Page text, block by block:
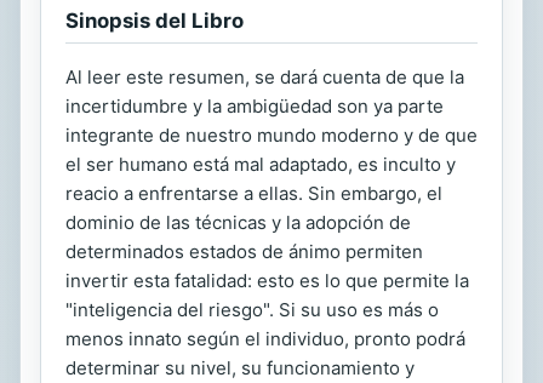
Sinopsis del Libro
Al leer este resumen, se dará cuenta de que la
incertidumbre y la ambigüedad son ya parte
integrante de nuestro mundo moderno y de que
el ser humano está mal adaptado, es inculto y
reacio a enfrentarse a ellas. Sin embargo, el
dominio de las técnicas y la adopción de
determinados estados de ánimo permiten
invertir esta fatalidad: esto es lo que permite la
"inteligencia del riesgo". Si su uso es más o
menos innato según el individuo, pronto podrá
determinar su nivel, su funcionamiento y